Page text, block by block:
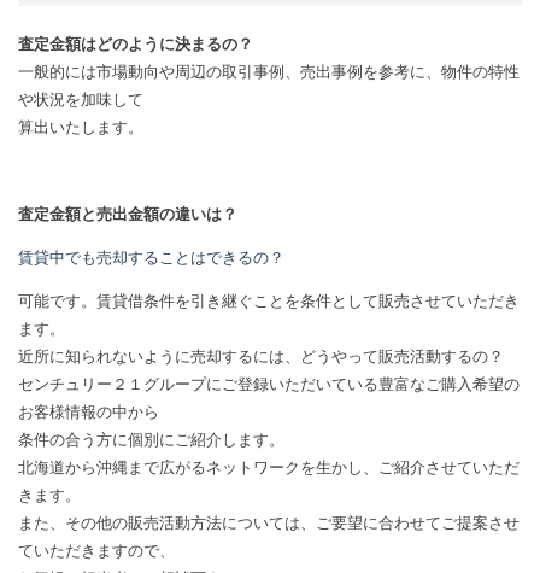
査定金額はどのように決まるの？
一般的には市場動向や周辺の取引事例、売出事例を参考に、物件の特性
や状況を加味して
算出いたします。
査定金額と売出金額の違いは？
賃貸中でも売却することはできるの？
可能です。賃貸借条件を引き継ぐことを条件として販売させていただき
ます。
近所に知られないように売却するには、どうやって販売活動するの？
センチュリー２１グループにご登録いただいている豊富なご購入希望の
お客様情報の中から
条件の合う方に個別にご紹介します。
北海道から沖縄まで広がるネットワークを生かし、ご紹介させていただ
きます。
また、その他の販売活動方法については、ご要望に合わせてご提案させ
ていただきますので、